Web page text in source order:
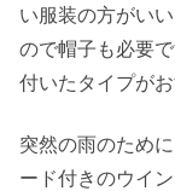
い服装の方がい
ので帽子も必要
付いたタイプがお
突然の雨のため
ード付きのウイ